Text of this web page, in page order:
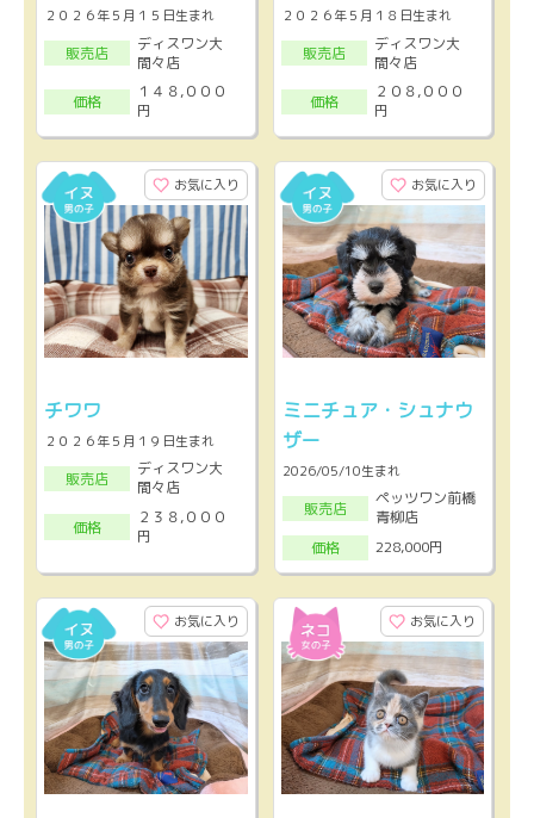
２０２６年５月１５日生まれ
販売店
ディスワン大
間々店
価格
１４８,０００
円
２０２６年５月１８日生まれ
販売店
ディスワン大
間々店
価格
２０８,０００
円
お気に入り
チワワ
２０２６年５月１９日生まれ
販売店
ディスワン大
間々店
価格
２３８,０００
円
お気に入り
ミニチュア・シュナウ
ザー
2026/05/10生まれ
販売店
ペッツワン前橋
青柳店
価格
228,000円
お気に入り お気に入り